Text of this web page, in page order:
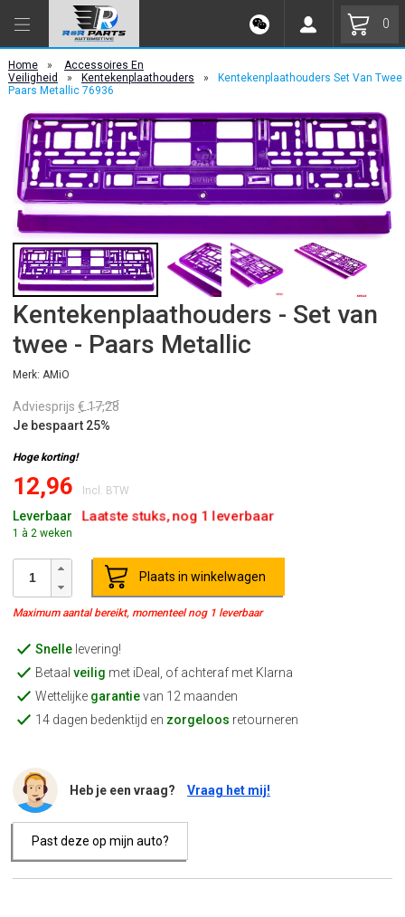
0
Home »
Accessoires En
Veiligheid
» Kentekenplaathouders »
Kentekenplaathouders Set Van Twee
Paars Metallic 76936
Kentekenplaathouders - Set van
twee - Paars Metallic
Merk: AMiO
Adviesprijs € 17,28
Je bespaart 25%
Hoge korting!
12,96 Incl. BTW
Leverbaar Laatste stuks, nog 1 leverbaar
1 à 2 weken
Plaats in winkelwagen
Maximum aantal bereikt, momenteel nog 1 leverbaar
Snellelevering!
Betaal veilig met iDeal, of achteraf met Klarna
Wettelijke garantievan 12 maanden
14 dagen bedenktijd en zorgeloos retourneren
Heb je een vraag? Vraag het mij!
Past deze op mijn auto?